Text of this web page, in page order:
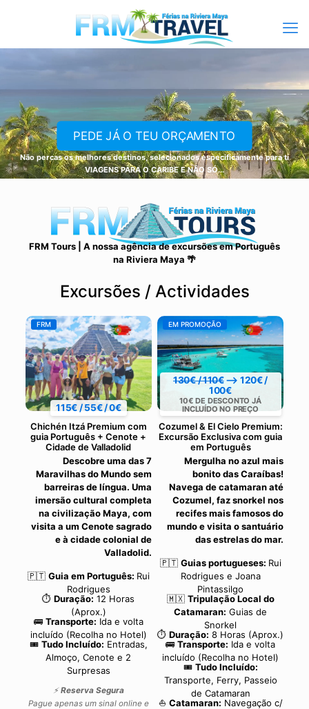
PEDE JÁ O TEU ORÇAMENTO
Não percas os melhores destinos, selecionados especificamente para ti
VIAGENS PARA O CARIBE E NÃO SÓ...
FRM Tours | A nossa agência de excursões em Português
na Riviera Maya 🌴
Excursões / Actividades
FRM
115€ / 55€ / 0€
Chichén Itzá Premium com
guia Português + Cenote +
Cidade de Valladolid
Descobre uma das 7
Maravilhas do Mundo sem
barreiras de língua. Uma
imersão cultural completa
na civilização Maya, com
visita a um Cenote sagrado
e à cidade colonial de
Valladolid.
🇵🇹 Guia em Português: Rui
Rodrigues
⏱️Duração: 12 Horas
(Aprox.)
🚌 Transporte: Ida e volta
incluído (Recolha no Hotel)
🎟️ Tudo Incluído: Entradas,
Almoço, Cenote e 2
Surpresas
⚡ Reserva Segura
Pague apenas um sinal online e
EM PROMOÇÃO
130€ / 110€⟶ 120€ /
100€
10€ DE DESCONTO JÁ
INCLUÍDO NO PREÇO
Cozumel & El Cielo Premium:
Excursão Exclusiva com guia
em Português
Mergulha no azul mais
bonito das Caraíbas!
Navega de catamaran até
Cozumel, faz snorkel nos
recifes mais famosos do
mundo e visita o santuário
das estrelas do mar.
🇵🇹 Guias portugueses: Rui
Rodrigues e Joana
Pintassilgo
🇲🇽 Tripulação Local do
Catamaran: Guias de
Snorkel
⏱️ Duração: 8 Horas (Aprox.)
🚌 Transporte: Ida e volta
incluído (Recolha no Hotel)
🎟️ Tudo Incluído:
Transporte, Ferry, Passeio
de Catamaran
⛵ Catamaran: Navegação c/